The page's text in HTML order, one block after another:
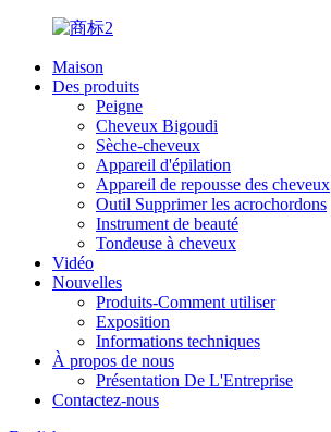
Maison
Des produits
Peigne
Cheveux Bigoudi
Sèche-cheveux
Appareil d'épilation
Appareil de repousse des cheveux
Outil Supprimer les acrochordons
Instrument de beauté
Tondeuse à cheveux
Vidéo
Nouvelles
Produits-Comment utiliser
Exposition
Informations techniques
À propos de nous
Présentation De L'Entreprise
Contactez-nous